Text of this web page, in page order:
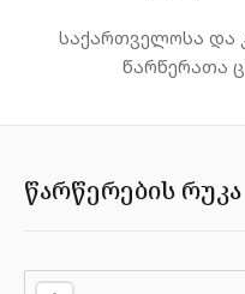
საქართველოსა და
წარწერათა
წარწერების რუკა